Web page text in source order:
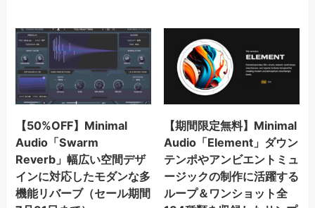
【50%OFF】Minimal
Audio「Swarm
Reverb」幅広い空間デザ
インに対応したモダンな多
機能リバーブ（セール期間
【期間限定無料】Minimal
Audio「Element」ダウン
テンポやアンビエントミュ
ージックの制作に活躍する
ループ＆ワンショット全